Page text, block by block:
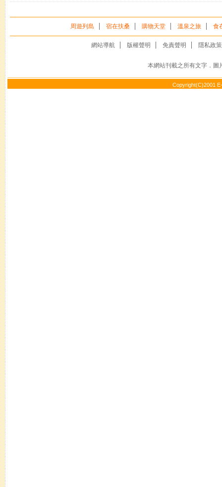
周遊列島 宿在扶桑 購物天堂 溫泉之旅 食
網站導航 版權聲明 免責聲明 隱私政策
本網站刊載之所有文字．
Copyright(C)2001